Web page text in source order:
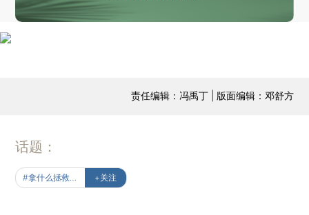
责任编辑：冯禹丁 | 版面编辑：邓舒方
话题：
+关注